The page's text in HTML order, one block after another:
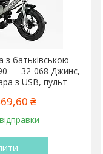
з батьківською
— 32-068 Джинс,
з USB, пульт
₴